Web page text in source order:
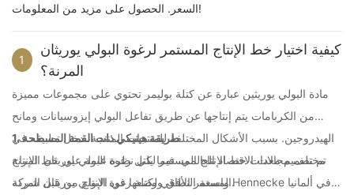
السعر. الحصول على مزيد من المعلومات!
1
كيفية اختيار خط الإنتاج المستمر لرغوة البولي يوريثان
المرنة؟
مادة البولي يوريثين عبارة عن كتلة بوليمر تحتوي على مجموعات مميزة
من الكربامات يتم إنتاجها عن طريق تفاعل البولي إيزوسيانات ومانح
الهيدروجين. بسبب الأشكال المختلفة للمنتجات المنتجة، دخل تطبيقه في
مختلف مجالات الاقتصاد العالمي. فيما يلي نظرة عامة على خط الإنتاج
المستمر الأفقي لكتلة رغوة البولي يوريثان المرنة.
1. طريقة هينيكي ذات القمة المسطحة
تم تصميم معدات خط الإنتاج المستمر لكتل ​​رغوة البولي يوريثان المرنة
واسعة النطاق ووضعها في الإنتاج من قبل شركة Hennecke في ألمانيا